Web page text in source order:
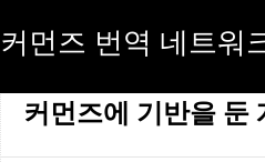
커먼즈 번역 네트워
[태그:]커머닝
커먼즈에 기반을 둔